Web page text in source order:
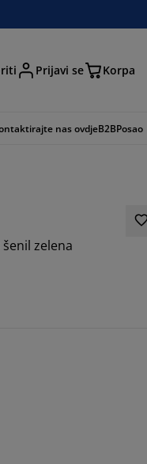
Prijavi se Korpa
nas ovdjeB2BPosao
šenil zelena